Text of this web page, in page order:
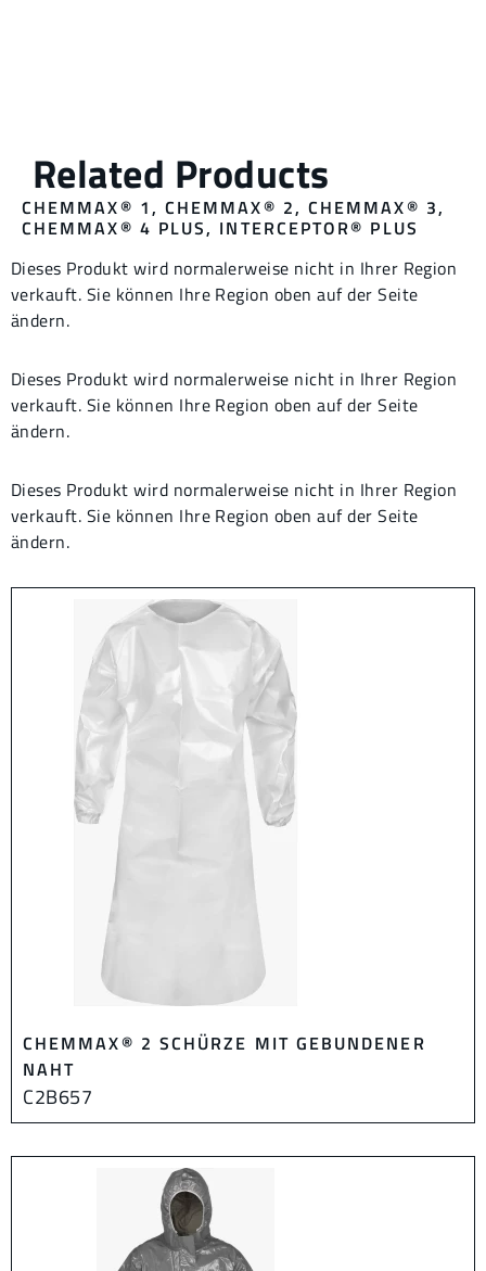
CHEMMAX® 1, CHEMMAX® 2, CHEMMAX® 3,
CHEMMAX® 4 PLUS, INTERCEPTOR® PLUS
Dieses Produkt wird normalerweise nicht in Ihrer Region
verkauft. Sie können Ihre Region oben auf der Seite
ändern.
Dieses Produkt wird normalerweise nicht in Ihrer Region
verkauft. Sie können Ihre Region oben auf der Seite
ändern.
Dieses Produkt wird normalerweise nicht in Ihrer Region
verkauft. Sie können Ihre Region oben auf der Seite
ändern.
CHEMMAX® 2 SCHÜRZE MIT GEBUNDENER
NAHT
C2B657